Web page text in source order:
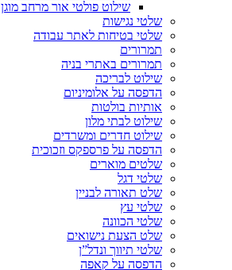
שילוט פולטי אור מרחב מוגן
שלטי נגישות
שלטי בטיחות לאתר עבודה
תמרורים
תמרורים באתרי בניה
שילוט לבריכה
הדפסה על אלומיניום
אותיות בולטות
שילוט לבתי מלון
שילוט חדרים ומשרדים
הדפסה על פרספקס וזכוכית
שלטים מוארים
שלטי דגל
שלט תאורה לבניין
שלטי עץ
שלטי הכוונה
שלט הצעת נישואים
שלטי תיווך ונדל”ן
הדפסה על קאפה